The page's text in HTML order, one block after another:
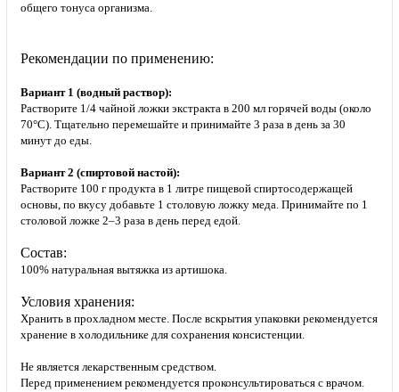
общего тонуса организма.
Рекомендации по применению:
Вариант 1 (водный раствор):
Растворите 1/4 чайной ложки экстракта в 200 мл горячей воды (около
70°C). Тщательно перемешайте и принимайте 3 раза в день за 30
минут до еды.
Вариант 2 (спиртовой настой):
Растворите 100 г продукта в 1 литре пищевой спиртосодержащей
основы, по вкусу добавьте 1 столовую ложку меда. Принимайте по 1
столовой ложке 2–3 раза в день перед едой.
Состав:
100% натуральная вытяжка из артишока.
Условия хранения:
Хранить в прохладном месте. После вскрытия упаковки рекомендуется
хранение в холодильнике для сохранения консистенции.
Не является лекарственным средством.
Перед применением рекомендуется проконсультироваться с врачом.